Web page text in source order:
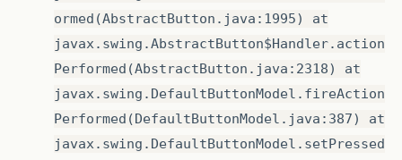
ormed(AbstractButton.java:1995) at
javax.swing.AbstractButton$Handler.action
Performed(AbstractButton.java:2318) at
javax.swing.DefaultButtonModel.fireAction
Performed(DefaultButtonModel.java:387) at
javax.swing.DefaultButtonModel.setPressed